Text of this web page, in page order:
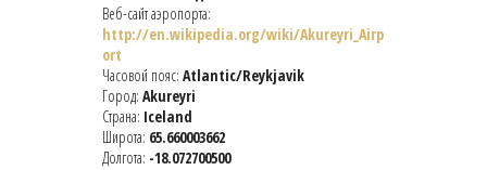
Веб-сайт аэропорта:
http://en.wikipedia.org/wiki/Akureyri_Airp
ort
Часовой пояс: Atlantic/Reykjavik
Город: Akureyri
Страна: Iceland
Широта: 65.660003662
Долгота: -18.072700500